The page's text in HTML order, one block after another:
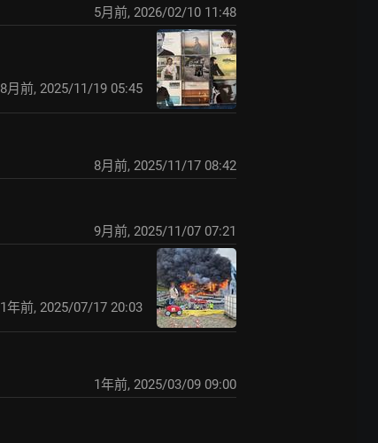
5月前, 2026/02/10 11:48
8月前, 2025/11/19 05:45
8月前, 2025/11/17 08:42
9月前, 2025/11/07 07:21
1年前, 2025/07/17 20:03
1年前, 2025/03/09 09:00